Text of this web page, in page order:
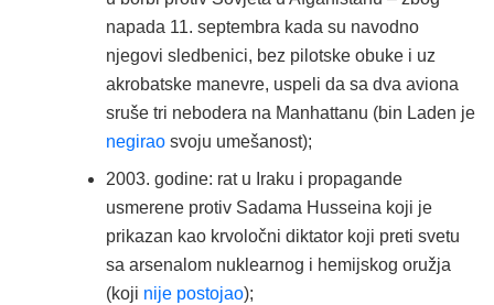
napada 11. septembra kada su navodno
njegovi sledbenici, bez pilotske obuke i uz
akrobatske manevre, uspeli da sa dva aviona
sruše tri nebodera na Manhattanu (bin Laden je
negirao svoju umešanost);
2003. godine: rat u Iraku i propagande
usmerene protiv Sadama Husseina koji je
prikazan kao krvoločni diktator koji preti svetu
sa arsenalom nuklearnog i hemijskog oružja
(koji nije postojao);